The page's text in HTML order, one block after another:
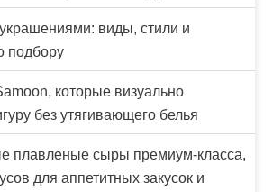
виды, стили и
подбору
которые визуально
без утягивающего белья
плавленые сыры премиум-класса,
для аппетитных закусок и